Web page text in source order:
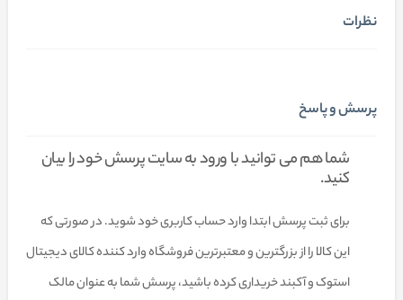
نظرات
پرسش و پاسخ
شما هم می توانید با ورود به سایت پرسش خود را بیان
کنید.
برای ثبت پرسش ابتدا وارد حساب کاربری خود شوید. در صورتی که
این کالا را از بزرگترین و معتبرترین فروشگاه وارد کننده کالای دیجیتال
استوک و آکبند خریداری کرده باشید، پرسش شما به عنوان مالک